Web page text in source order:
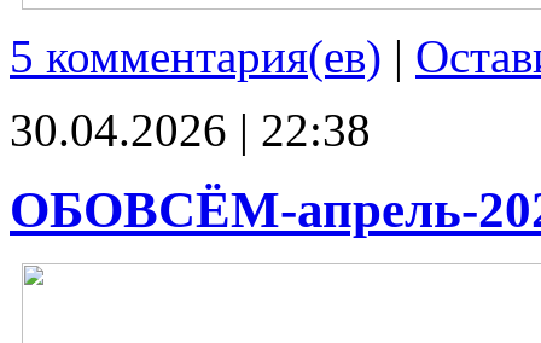
5 комментария(ев) |
30.04.2026 | 22:38
ОБОВСЁМ-апрель-